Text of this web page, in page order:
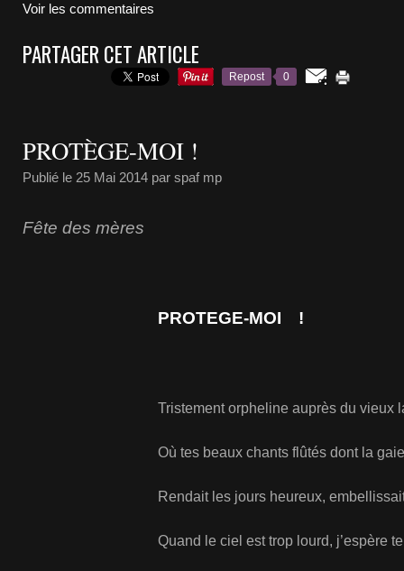
Voir les commentaires
PARTAGER CET ARTICLE
Repost 0
PROTÈGE-MOI !
Publié le 25 Mai 2014 par spaf mp
Fête des mères
PROTEGE-MOI !
Tristement orpheline auprès du vieux
Où tes beaux chants flûtés dont la
Rendait les jours heureux,
Quand le ciel est trop lourd, j’espère